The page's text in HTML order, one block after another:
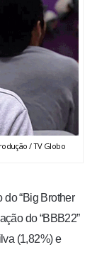
/ TV Globo
do “Big Brother
do “BBB22”
(1,82%) e